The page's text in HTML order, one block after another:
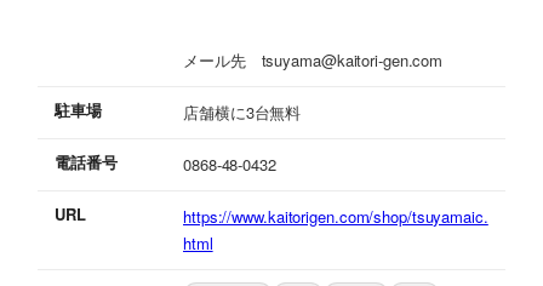
メール先 tsuyama@kaitori-gen.com
駐車場 店舗横に3台無料
電話番号 0868-48-0432
URL
https://www.kaitorigen.com/shop/tsuyamaic.
html